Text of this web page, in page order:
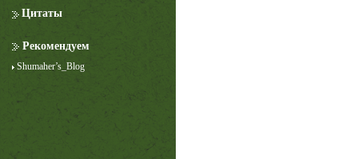
Цитаты
Рекомендуем
Shumaher’s_Blog